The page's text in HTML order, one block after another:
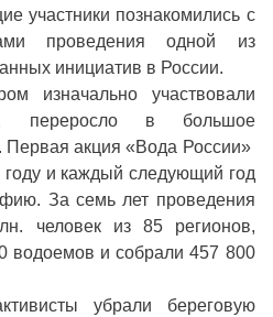
участники познакомились с
проведения одной из
инициатив в России.
изначально участвовали
переросло в большое
Первая акция «Вода России»
и каждый следующий год
За семь лет проведения
человек из 85 регионов,
водоемов и собрали 457 800
убрали береговую